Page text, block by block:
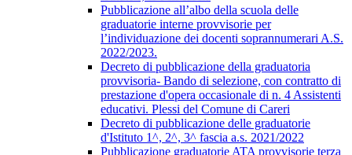
Pubblicazione all’albo della scuola delle
graduatorie interne provvisorie per
l’individuazione dei docenti soprannumerari A.S.
2022/2023.
Decreto di pubblicazione della graduatoria
provvisoria- Bando di selezione, con contratto di
prestazione d'opera occasionale di n. 4 Assistenti
educativi. Plessi del Comune di Careri
Decreto di pubblicazione delle graduatorie
d'Istituto 1^, 2^, 3^ fascia a.s. 2021/2022
Pubblicazione graduatorie ATA provvisorie terza